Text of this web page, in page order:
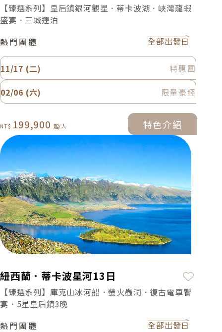
【臻選系列】皇后鎮銀河觀星．蒂卡波湖．峽灣龍蝦
盛宴．三城連泊
熱門團體
全部出發日
11/17 (二)
特惠團
02/06 (六)
限量豪經
199,900 特色介紹
特色介紹
紐西蘭．蒂卡波星河13日
加入最
【臻選系列】庫克山冰河船．螢火蟲洞．復古電車饗
宴．5星皇后鎮3晚
熱門團體
全部出發日